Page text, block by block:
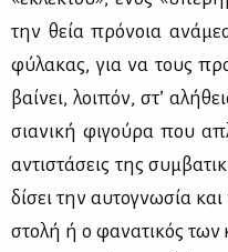
την θεία πρό­νοια
φύ­λα­κας, για να τους
βαί­νει, λοι­πόν, στ’
σια­νι­κή φι­γού­ρα που
αντι­στά­σεις της
δί­σει την αυ­το­γνω­σία
στο­λή ή ο φα­να­τι­κός των